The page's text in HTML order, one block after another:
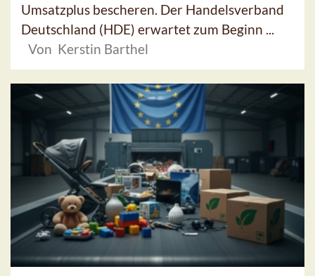
Umsatzplus bescheren. Der Handelsverband
Deutschland (HDE) erwartet zum Beginn ...
Von Kerstin Barthel